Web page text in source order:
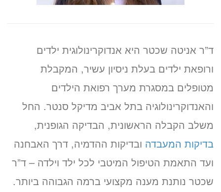
ד”ר אניטה שכטר היא אנדוקרינולוגית ילדים
ורופאת ילדים בעלת ניסיון עשיר, המקבלת
מטופלים במסגרת מערך רפואת הילדים
והאנדוקרינולוגיה בתל אביב מדיקל סנטר. החל
משלב הקבלה הראשונית, הבדיקה הגופנית,
בדיקות המעבדה ובדיקות ההדמיה, דרך האבחנה
ועד התאמת הטיפול המיטבי לכל ילד וילדה – ד”ר
שכטר נותנת מענה מקצועי ברמה הגבוהה ביותר.